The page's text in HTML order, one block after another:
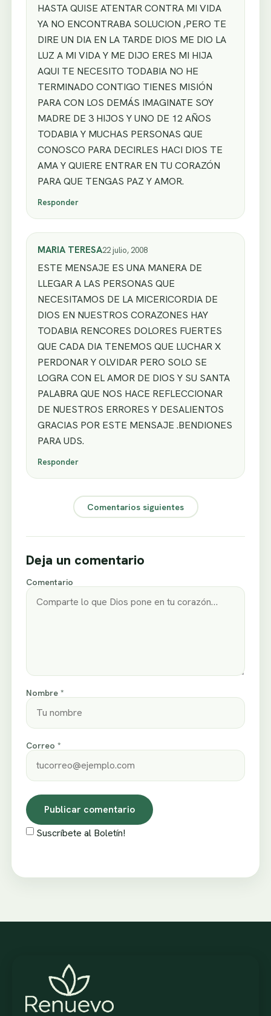
HASTA QUISE ATENTAR CONTRA MI VIDA
YA NO ENCONTRABA SOLUCION ,PERO TE
DIRE UN DIA EN LA TARDE DIOS ME DIO LA
LUZ A MI VIDA Y ME DIJO ERES MI HIJA
AQUI TE NECESITO TODABIA NO HE
TERMINADO CONTIGO TIENES MISIÓN
PARA CON LOS DEMÁS IMAGINATE SOY
MADRE DE 3 HIJOS Y UNO DE 12 AÑOS
TODABIA Y MUCHAS PERSONAS QUE
CONOSCO PARA DECIRLES HACI DIOS TE
AMA Y QUIERE ENTRAR EN TU CORAZÓN
PARA QUE TENGAS PAZ Y AMOR.
Responder
MARIA TERESA22 julio, 2008
ESTE MENSAJE ES UNA MANERA DE
LLEGAR A LAS PERSONAS QUE
NECESITAMOS DE LA MICERICORDIA DE
DIOS EN NUESTROS CORAZONES HAY
TODABIA RENCORES DOLORES FUERTES
QUE CADA DIA TENEMOS QUE LUCHAR X
PERDONAR Y OLVIDAR PERO SOLO SE
LOGRA CON EL AMOR DE DIOS Y SU SANTA
PALABRA QUE NOS HACE REFLECCIONAR
DE NUESTROS ERRORES Y DESALIENTOS
GRACIAS POR ESTE MENSAJE .BENDIONES
PARA UDS.
Responder
Comentarios siguientes
Deja un comentario
Comentario
Nombre *
Correo *
Suscríbete al Boletín!